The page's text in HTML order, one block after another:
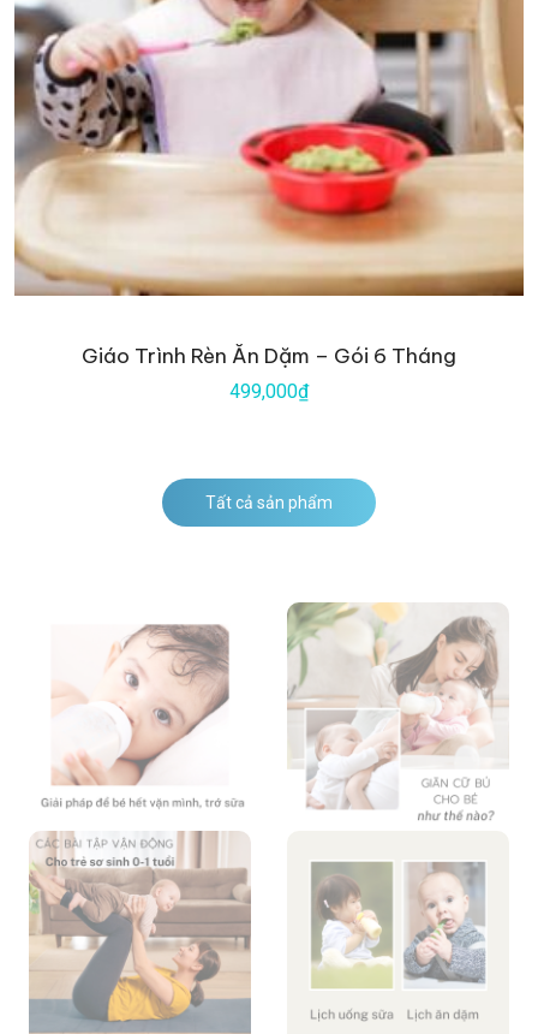
Giáo Trình Rèn Ăn Dặm – Gói 6 Tháng
499,000₫
Tất cả sản phẩm